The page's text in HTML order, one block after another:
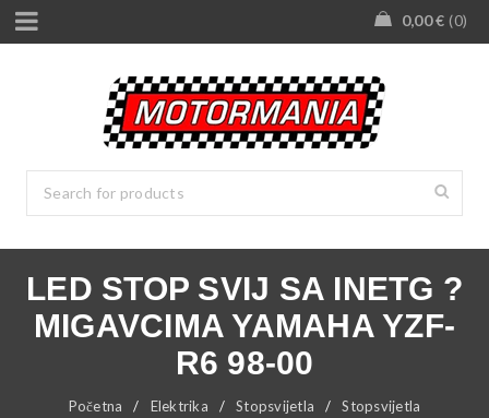
0,00€ 0
LED STOP SVIJ SA INETG ?
MIGAVCIMA YAMAHA YZF-
R6 98-00
Početna / Elektrika / Stopsvijetla /
Stopsvijetla